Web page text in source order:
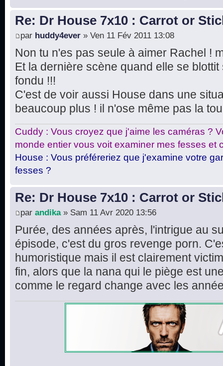
Re: Dr House 7x10 : Carrot or
par huddy4ever » Ven 11 Fév 2011 13:08
Non tu n'es pas seule à aimer Rachel !
Et la dernière scène quand elle se
fondu !!!
C'est de voir aussi House dans une
beaucoup plus ! il n'ose même pas la
Cuddy : Vous croyez que j'aime les caméras ?
monde entier vous voit examiner mes fesses et
House : Vous préféreriez que j'examine votre
fesses ?
Re: Dr House 7x10 : Carrot or
par andika» Sam 11 Avr 2020 13:56
Purée, des années après, l'intrigue au
épisode, c'est du gros revenge porn.
humoristique mais il est clairement
fin, alors que la nana qui le piège est
comme le regard change avec les